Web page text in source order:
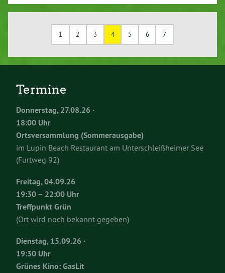
1 2 3 4 5 6 7
Termine
Donnerstag, 27.08.26 ·
18:00 Uhr
Ortsversammlung (Sommerausgabe)
im Lupin Beach Restaurant am Unterschleißheimer See
(Furtweg 92)
Freitag, 04.09.26
19:30 – 22:00 Uhr
Treffpunkt Grün
(Ort wird noch bekannt gegeben)
Dienstag, 15.09.26 ·
19:30 Uhr
Grünes Kino: GasLit